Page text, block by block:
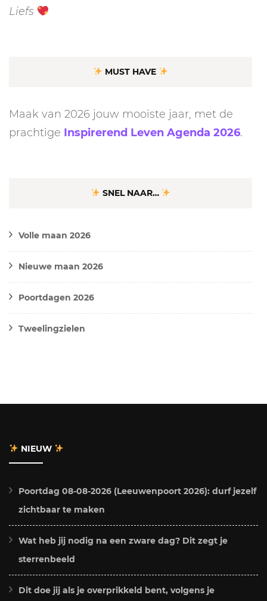
Liefs
MUST HAVE
Maak van 2026 jouw mooiste jaar, met de
prachtige Inspirerend Leven Agenda 2026.
SNEL NAAR…
Volle maan 2026
Nieuwe maan 2026
Poortdagen 2026
Tweelingzielen
NIEUW
Poortdag 08-08-2026 (Leeuwenpoort 2026): durf jezelf
zichtbaar te maken
Wat heb jij nodig na een zware dag? Dit zegt je
sterrenbeeld
Dit doe jij als je overprikkeld bent, volgens je